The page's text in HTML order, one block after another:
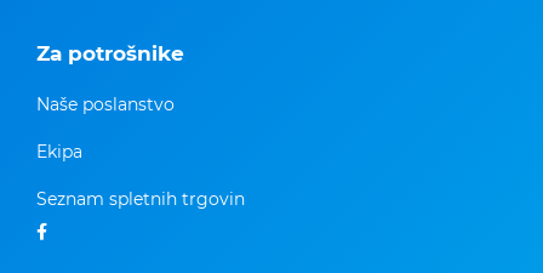
Za potrošnike
Naše poslanstvo
Ekipa
Seznam spletnih trgovin